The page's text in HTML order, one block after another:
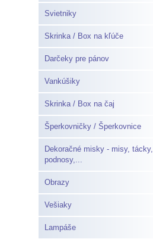
Svietniky
Skrinka / Box na kľúče
Darčeky pre pánov
Vankúšiky
Skrinka / Box na čaj
Šperkovničky / Šperkovnice
Dekoračné misky - misy, tácky,
podnosy,...
Obrazy
Vešiaky
Lampáše